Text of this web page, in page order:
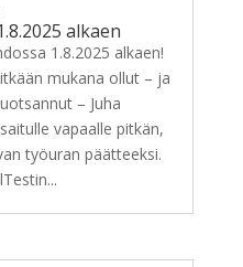
alkaen
1.8.2025 alkaen!
mukana ollut – ja
– Juha
vapaalle pitkän,
työuran päätteeksi.